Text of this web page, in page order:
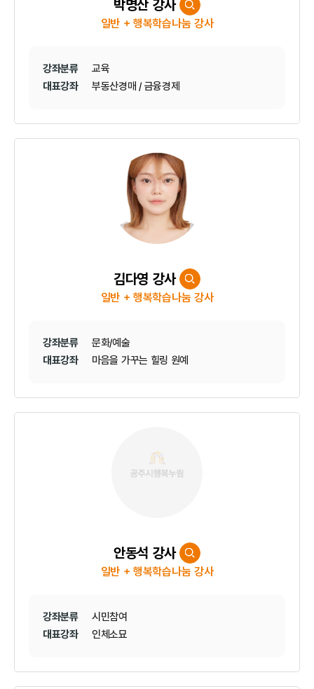
박명산 강사
일반 + 행복학습나눔 강사
강좌분류
교육
대표강좌
부동산경매 / 금융경제
김다영 강사
일반 + 행복학습나눔 강사
강좌분류
문화/예술
대표강좌
마음을 가꾸는 힐링 원예
안동석 강사
일반 + 행복학습나눔 강사
강좌분류
시민참여
대표강좌
인체소묘